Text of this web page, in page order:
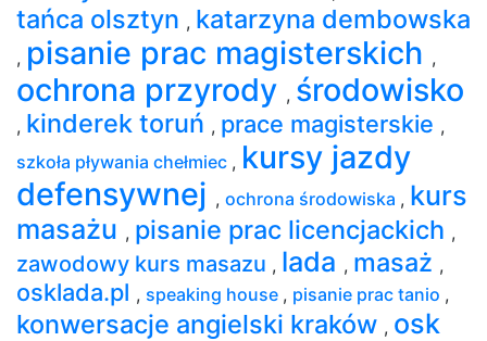
tańca olsztyn , katarzyna dembowska
, pisanie prac magisterskich ,
ochrona przyrody , środowisko
, kinderek toruń , prace magisterskie ,
szkoła pływania chełmiec , kursy jazdy
defensywnej , ochrona środowiska , kurs
masażu , pisanie prac licencjackich ,
zawodowy kurs masazu , lada , masaż ,
osklada.pl , speaking house , pisanie prac tanio ,
konwersacje angielski kraków , osk